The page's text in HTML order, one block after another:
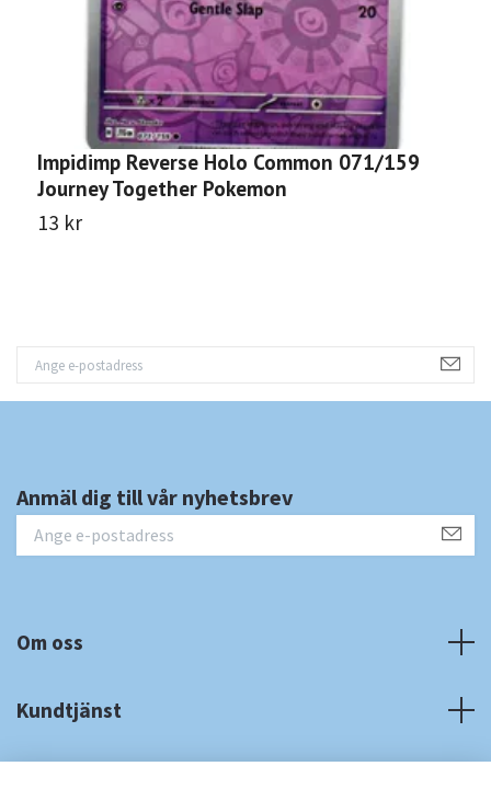
Impidimp Reverse Holo Common 071/159
Journey Together Pokemon
13 kr
Anmäl dig till vår nyhetsbrev
Om oss
Kundtjänst